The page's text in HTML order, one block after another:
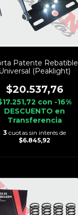
Patente Rebatible
(Peaklight)
$20.537,76
con -16%
DESCUENTO en
Transferencia
3 cuotas sin interés de
$6.845,92